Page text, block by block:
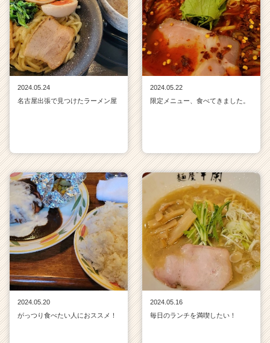
2024.05.24
名古屋出張で見つけたラーメン屋
2024.05.22
限定メニュー、食べてきました。
2024.05.20
がっつり食べたい人におススメ！
2024.05.16
毎日のランチを満喫したい！